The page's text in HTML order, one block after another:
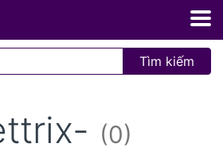
Tìm kiếm
(0)